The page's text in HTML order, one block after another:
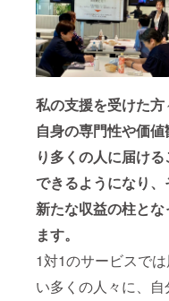
私の支援を受けた方
自身の専門性や価値
り多くの人に届け
できるようになり、
新たな収益の柱とな
ます。
1対1のサービスで
い多くの人々に、自